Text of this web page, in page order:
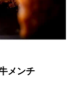
メンチ